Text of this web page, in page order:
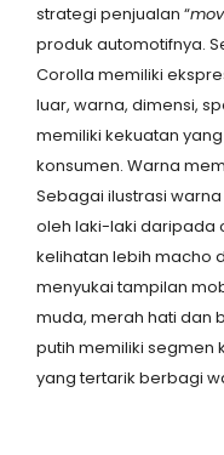
strategi penjualan “
produk automotifnya.
Corolla memiliki
luar, warna, dimensi,
memiliki kekuatan
konsumen. Warna
Sebagai ilustrasi
oleh laki-laki daripada
kelihatan lebih macho
menyukai tampilan
muda, merah hati dan
putih memiliki segmen
yang tertarik berbagi